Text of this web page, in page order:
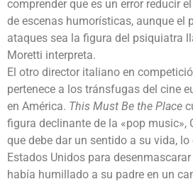
comprender que es un error reducir
de escenas humorísticas, aunque el
ataques sea la figura del psiquiatra
Moretti interpreta.
El otro director italiano en
pertenece a los tránsfugas del cine
en América. This Must Be the Place
figura declinante de la «pop music»,
que debe dar un sentido a su vida,
Estados Unidos para
había humillado a su padre en un